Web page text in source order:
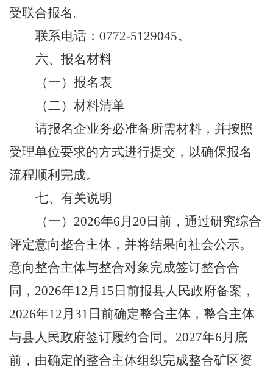
受联合报名。
联系电话： 0772-5129045。
六、报名材料
（一）报名表
（二）材料清单
请报名企业务必准备所需材料，并按照
受理单位要求的方式进行提交，以确保报名
流程顺利完成。
七、有关说明
（一） 2026年6月 20 日前， 通过研究综合
评定意向整合主体，并将结果向社会公示。
意向整合主体与整合对象完成签订整合合
同， 2026年12月 15 日前报县人民政府备案，
2026年12月 31 日前确定整合主体，整合主体
与县人民政府签订履约合同。 2027年6月底
前，由确定的整合主体组织完成整合矿区资